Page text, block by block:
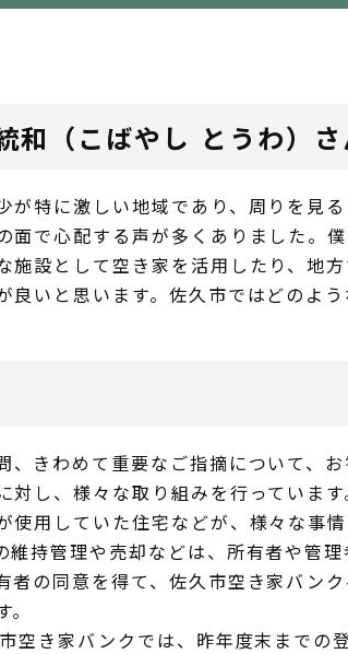
（こばやし とうわ）さ
特に激しい地域であり、周りを見
面で心配する声が多くありました。
施設として空き家を活用したり、地
いと思います。佐久市ではどのよ
きわめて重要なご指摘について、お
し、様々な取り組みを行っています
用していた住宅などが、様々な事
持管理や売却などは、所有者や管理
者の同意を得て、佐久市空き家バン
空き家バンクでは、昨年度末まで